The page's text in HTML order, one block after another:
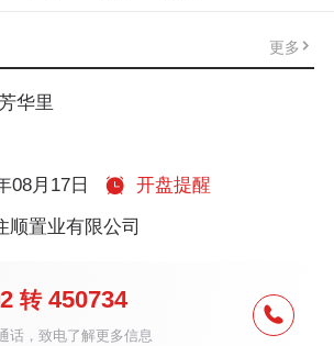
更多
华里
08月17日
开盘提醒
顺置业有限公司
转 450734
话，致电了解更多信息